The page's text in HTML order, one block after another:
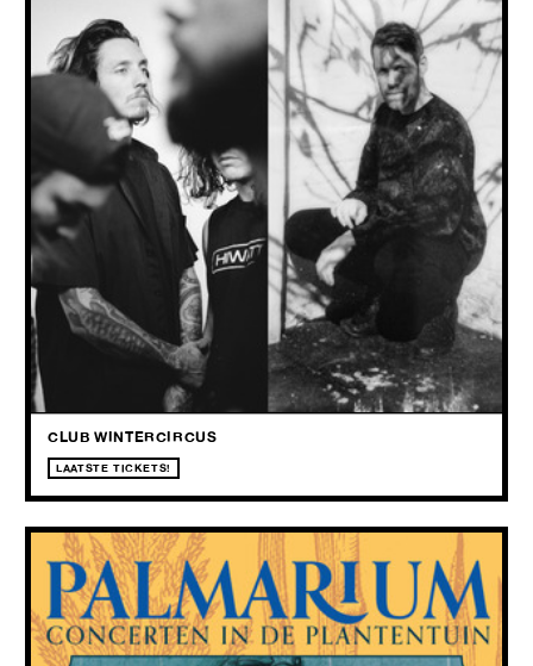
28.05
2026
Laat je meevoeren van de hypnotische melodieën van KTAOABC
naar het krachtige, brullende geluid van BRUIT ≤.
CLUB WINTERCIRCUS
LAATSTE TICKETS!
PALMARIUM: ZÉ IBARRA + TATÊTE